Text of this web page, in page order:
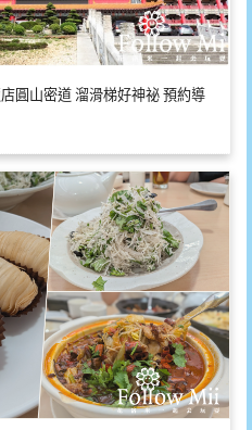
圓山密道 溜滑梯好神祕 預約導